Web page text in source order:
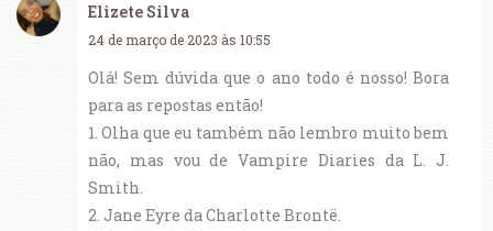
Elizete Silva
24 de março de 2023 às 10:55
Olá! Sem dúvida que o ano todo é nosso! Bora
para as repostas então!
1. Olha que eu também não lembro muito bem
não, mas vou de Vampire Diaries da L. J.
Smith.
2. Jane Eyre da Charlotte Brontë.